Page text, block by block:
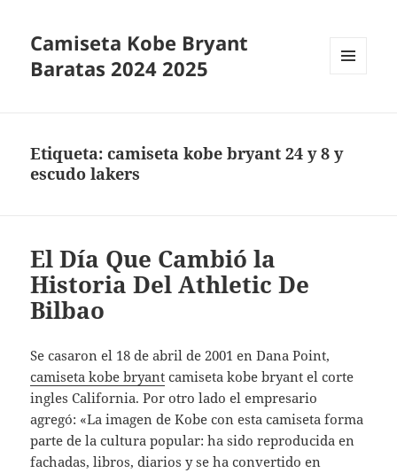
Camiseta Kobe Bryant
Baratas 2024 2025
Etiqueta:camiseta kobe bryant 24 y 8 y
escudo lakers
El Día Que Cambió la
Historia Del Athletic De
Bilbao
Se casaron el 18 de abril de 2001 en Dana Point,
camiseta kobe bryant camiseta kobe bryant el corte
ingles California. Por otro lado el empresario
agregó: «La imagen de Kobe con esta camiseta forma
parte de la cultura popular: ha sido reproducida en
fachadas, libros, diarios y se ha convertido en